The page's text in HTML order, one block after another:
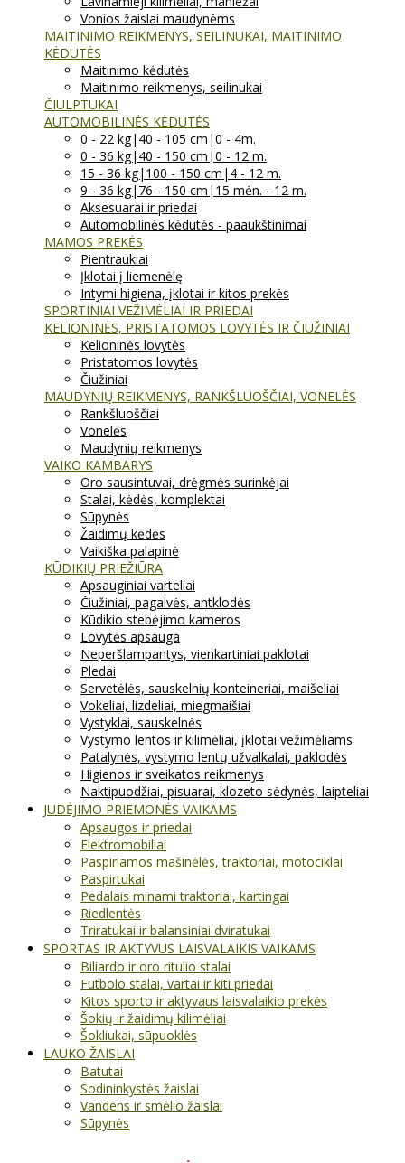
Vonios žaislai maudynėms
MAITINIMO REIKMENYS, SEILINUKAI, MAITINIMO
KĖDUTĖS
Maitinimo kėdutės
Maitinimo reikmenys, seilinukai
ČIULPTUKAI
AUTOMOBILINĖS KĖDUTĖS
0 - 22 kg|40 - 105 cm|0 - 4m.
0 - 36 kg|40 - 150 cm|0 - 12 m.
15 - 36 kg|100 - 150 cm|4 - 12 m.
9 - 36 kg|76 - 150 cm|15 mėn. - 12 m.
Aksesuarai ir priedai
Automobilinės kėdutės - paaukštinimai
MAMOS PREKĖS
Pientraukiai
Įklotai į liemenėlę
Intymi higiena, įklotai ir kitos prekės
SPORTINIAI VEŽIMĖLIAI IR PRIEDAI
KELIONINĖS, PRISTATOMOS LOVYTĖS IR ČIUŽINIAI
Kelioninės lovytės
Pristatomos lovytės
Čiužiniai
MAUDYNIŲ REIKMENYS, RANKŠLUOŠČIAI, VONELĖS
Rankšluoščiai
Vonelės
Maudynių reikmenys
VAIKO KAMBARYS
Oro sausintuvai, drėgmės surinkėjai
Stalai, kėdės, komplektai
Sūpynės
Žaidimų kėdės
Vaikiška palapinė
KŪDIKIŲ PRIEŽIŪRA
Apsauginiai varteliai
Čiužiniai, pagalvės, antklodės
Kūdikio stebėjimo kameros
Lovytės apsauga
Neperšlampantys, vienkartiniai paklotai
Pledai
Servetėlės, sauskelnių konteineriai, maišeliai
Vokeliai, lizdeliai, miegmaišiai
Vystyklai, sauskelnės
Vystymo lentos ir kilimėliai, įklotai vežimėliams
Patalynės, vystymo lentų užvalkalai, paklodės
Higienos ir sveikatos reikmenys
Naktipuodžiai, pisuarai, klozeto sėdynės, laipteliai
JUDĖJIMO PRIEMONĖS VAIKAMS
Apsaugos ir priedai
Elektromobiliai
Paspiriamos mašinėlės, traktoriai, motociklai
Paspirtukai
Pedalais minami traktoriai, kartingai
Riedlentės
Triratukai ir balansiniai dviratukai
SPORTAS IR AKTYVUS LAISVALAIKIS VAIKAMS
Biliardo ir oro ritulio stalai
Futbolo stalai, vartai ir kiti priedai
Kitos sporto ir aktyvaus laisvalaikio prekės
Šokių ir žaidimų kilimėliai
Šokliukai, sūpuoklės
LAUKO ŽAISLAI
Batutai
Sodininkystės žaislai
Vandens ir smėlio žaislai
Sūpynės